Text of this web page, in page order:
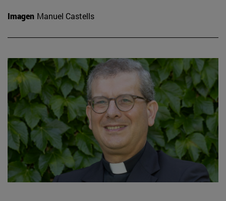
Imagen Manuel Castells